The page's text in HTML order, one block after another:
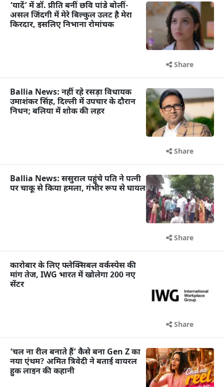
‘यादें’ में डॉ. प्रीति बनीं छवि पांडे बोलीं-
असल जिंदगी में मेरे बिल्कुल उलट है मेरा
किरदार, इसलिए निभाना रोमांचक
Share
Ballia News: नहीं रहे रसड़ा विधायक
उमाशंकर सिंह, दिल्ली में उपचार के दौरान
निधन; बलिया में शोक की लहर
Share
Ballia News: ससुराल पहुंचे पति ने पत्नी
पर चाकू से किया हमला, गंभीर रूप से घायल
Share
कारोबार के लिए फ्लेक्सिबल वर्कस्पेस की
मांग तेज, IWG भारत में खोलेगा 200 नए
सेंटर
Share
‘चल ना रील बनाते हैं’ कैसे बना Gen Z का
नया एंथम? अमित त्रिवेदी ने बताई वायरल
हुक लाइन की कहानी